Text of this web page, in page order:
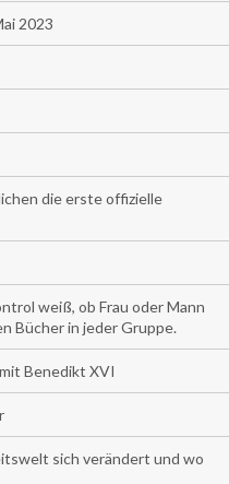
2023
die erste offizielle
weiß, ob Frau oder Mann
Bücher in jeder Gruppe.
Benedikt XVI
sich verändert und wo